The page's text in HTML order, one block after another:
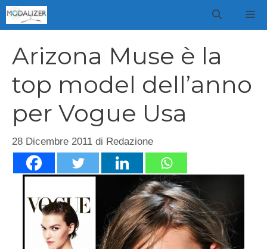
Vai
al
Arizona Muse è la
top model dell’anno
per Vogue Usa
28 Dicembre 2011 di Redazione